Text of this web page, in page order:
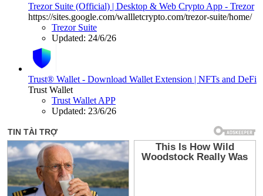
Trezor Suite (Official) | Desktop & Web Crypto App - Trezor
https://sites.google.com/wallletcrypto.com/trezor-suite/home/
Trezor Suite
Updated: 24/6/26
Trust® Wallet - Download Wallet Extension | NFTs and DeFi
Trust Wallet
Trust Wallet APP
Updated: 23/6/26